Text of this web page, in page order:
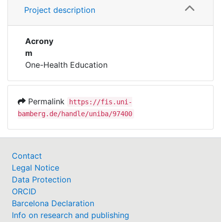
Project description
Acrony
m
One-Health Education
Permalink
https://fis.uni-
bamberg.de/handle/uniba/97400
Contact
Legal Notice
Data Protection
ORCID
Barcelona Declaration
Info on research and publishing